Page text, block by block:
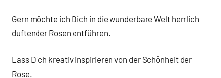
Gern möchte ich Dich in die wunderbare Welt herrlich
duftender Rosen entführen.
Lass Dich kreativ inspirieren von der Schönheit der
Rose.